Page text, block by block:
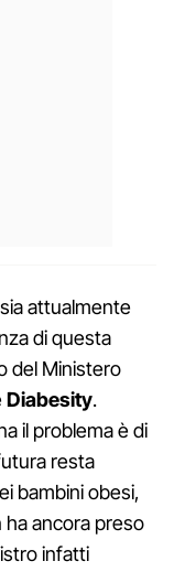
attualmente
di questa
del Ministero
Diabesity.
il problema è di
resta
bambini obesi,
ha ancora preso
infatti